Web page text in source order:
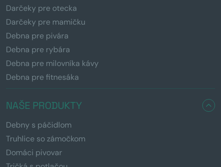
Darčeky pre otecka
Darčeky pre mamičku
Debna pre pivára
Debna pre rybára
Debna pre milovníka kávy
Debna pre fitnesáka
NAŠE PRODUKTY
Debny s páčidlom
Truhlice so zámočkom
Domáci pivovar